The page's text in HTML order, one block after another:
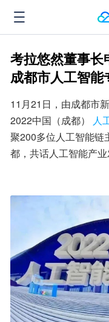
考拉悠然董事
成都市人工智能
11月21日，由成都市
2022中国（成都）
人
聚200多位人工智能链
都，共话人工智能产业